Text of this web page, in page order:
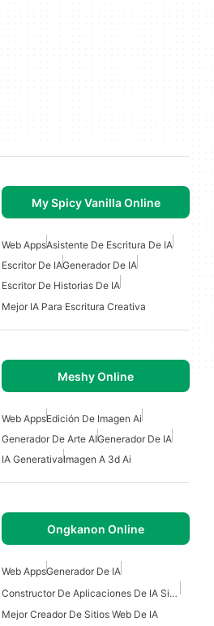
My Spicy Vanilla Online
Web AppsAsistente De Escritura De IA
Escritor De IAGenerador De IA
Escritor De Historias De IA
Mejor IA Para Escritura Creativa
Meshy Online
Web AppsEdición De Imagen Ai
Generador De Arte AIGenerador De IA
IA GenerativaImagen A 3d Ai
Ongkanon Online
Web AppsGenerador De IA
Constructor De Aplicaciones De IA Sin Código
Mejor Creador De Sitios Web De IA